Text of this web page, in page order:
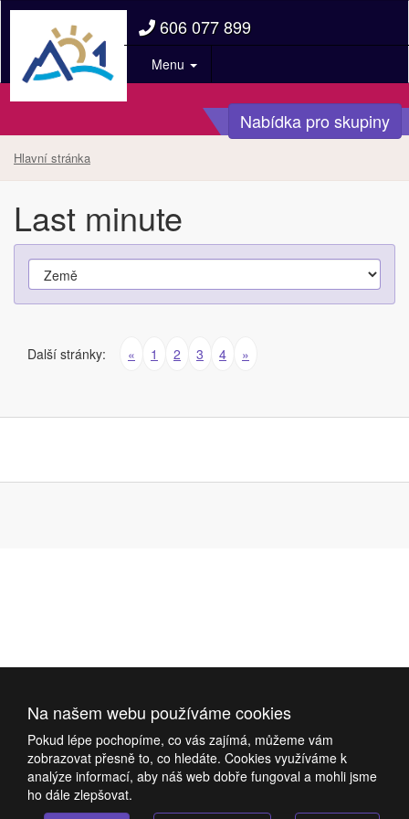
606 077 899
Menu
Nabídka pro skupiny
Hlavní stránka
Last minute
Další stránky: « 1 2 3 4 »
Na našem webu používáme cookies
Pokud lépe pochopíme, co vás zajímá, můžeme vám
zobrazovat přesně to, co hledáte. Cookies využíváme k
analýze informací, aby náš web dobře fungoval a mohli jsme
ho dále zlepšovat.